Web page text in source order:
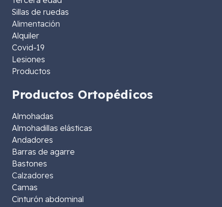
Sillas de ruedas
Alimentación
Alquiler
Covid-19
Lesiones
Productos
Productos Ortopédicos
Almohadas
Almohadillas elásticas
Andadores
Barras de agarre
Bastones
Calzadores
Camas
Cinturón abdominal